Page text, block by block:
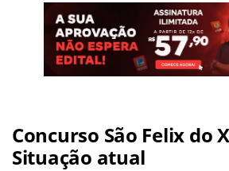
Concurso São Felix do
Situação atual